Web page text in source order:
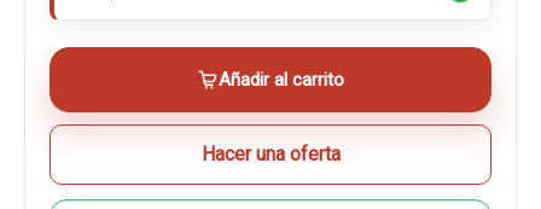
Añadir al carrito
Hacer una oferta